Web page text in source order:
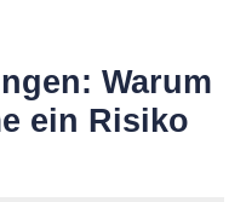
Warum
ein Risiko